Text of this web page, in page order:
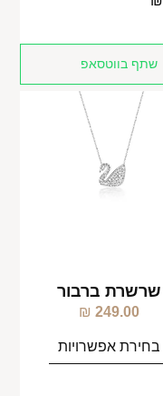
שתף בווטסאפ
שרשרת ברבור
249.00
₪
בחירת אפשרויות